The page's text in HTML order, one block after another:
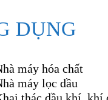
DỤNG
máy hóa chất
máy lọc dầu